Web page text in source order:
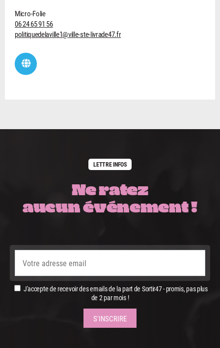
Micro-Folie
06 24 65 91 56
politiquedelaville1@ville-ste-livrade47.fr
LETTRE INFOS
Ne ratez
aucun événement !
J'accepte de recevoir des emails de la part de Sortir47 - promis, pas plus
de 2 par mois !